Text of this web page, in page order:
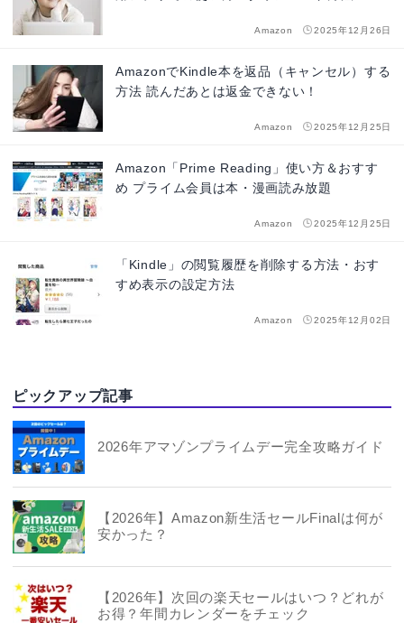
Amazon 2025年12月26日
AmazonでKindle本を返品（キャンセル）する
方法 読んだあとは返金できない！
Amazon 2025年12月25日
Amazon「Prime Reading」使い方＆おすす
め プライム会員は本・漫画読み放題
Amazon 2025年12月25日
「Kindle」の閲覧履歴を削除する方法・おす
すめ表示の設定方法
Amazon 2025年12月02日
ピックアップ記事
2026年アマゾンプライムデー完全攻略ガイド
【2026年】Amazon新生活セールFinalは何が
安かった？
【2026年】次回の楽天セールはいつ？どれが
お得？年間カレンダーをチェック